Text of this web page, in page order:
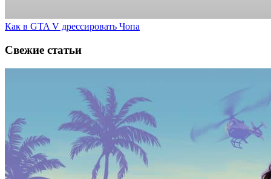
Как в GTA V дрессировать Чопа
Свежие статьи